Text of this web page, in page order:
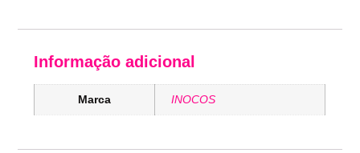
Informação adicional
Marca INOCOS